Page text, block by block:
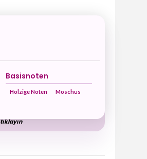
Basisnoten
Holzige Noten Moschus